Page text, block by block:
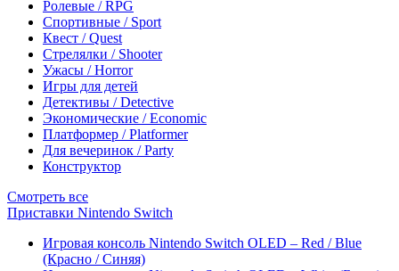
Ролевые / RPG
Спортивные / Sport
Квест / Quest
Стрелялки / Shooter
Ужасы / Horror
Игры для детей
Детективы / Detective
Экономические / Economic
Платформер / Platformer
Для вечеринок / Party
Конструктор
Смотреть все
Приставки Nintendo Switch
Игровая консоль Nintendo Switch OLED – Red / Blue
(Красно / Синяя)